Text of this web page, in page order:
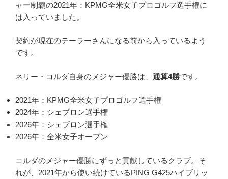
ャー制覇の2021年：KPMG全米女子プロゴルフ選手権に
は入っていました。
契約が現在のテーラーさんになる前から入っているよう
です。
ネリー・コルダ自身のメジャー優勝は、 通算4勝です。
2021年：KPMG全米女子プロゴルフ選手権
2024年：シェブロン選手権
2026年：シェブロン選手権
2026年：全米女子オープン
コルダのメジャー優勝にずっと貢献しているクラブ。そ
れが、2021年から使い続けているPING G425ハイブリッ